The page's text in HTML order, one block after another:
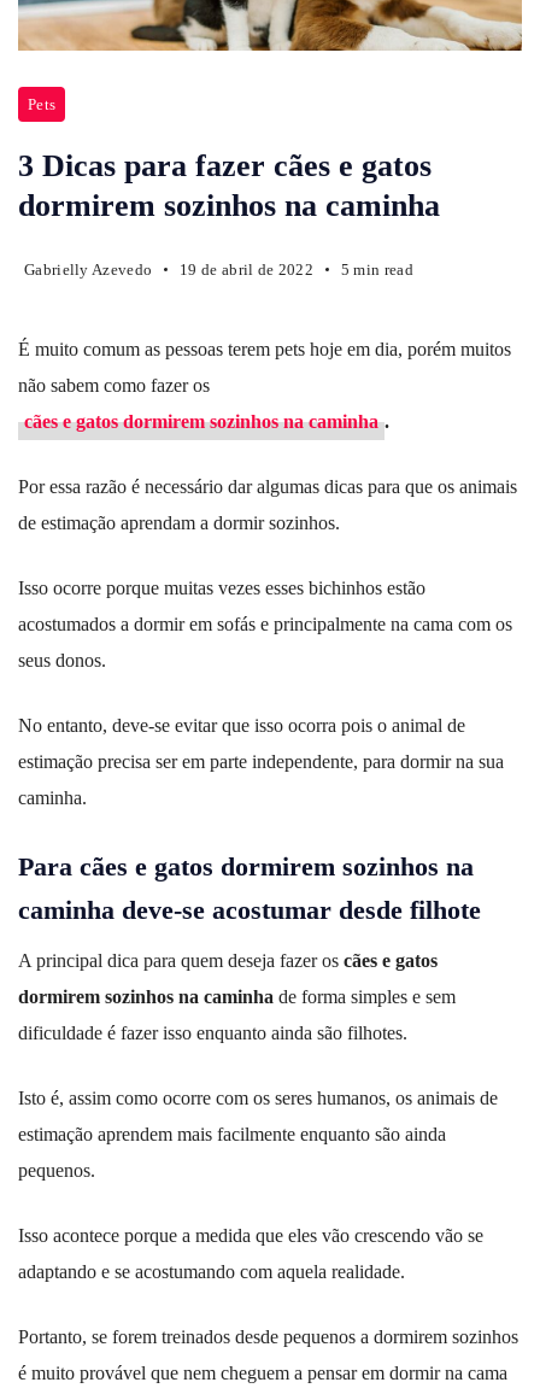
Pets
3 Dicas para fazer cães e gatos
dormirem sozinhos na caminha
Gabrielly Azevedo 19 de abril de 2022 5 min read
É muito comum as pessoas terem pets hoje em dia, porém muitos
não sabem como fazer os
cães e gatos dormirem sozinhos na caminha .
Por essa razão é necessário dar algumas dicas para que os animais
de estimação aprendam a dormir sozinhos.
Isso ocorre porque muitas vezes esses bichinhos estão
acostumados a dormir em sofás e principalmente na cama com os
seus donos.
No entanto, deve-se evitar que isso ocorra pois o animal de
estimação precisa ser em parte independente, para dormir na sua
caminha.
Para cães e gatos dormirem sozinhos na
caminha deve-se acostumar desde filhote
A principal dica para quem deseja fazer os cães e gatos
dormirem sozinhos na caminha de forma simples e sem
dificuldade é fazer isso enquanto ainda são filhotes.
Isto é, assim como ocorre com os seres humanos, os animais de
estimação aprendem mais facilmente enquanto são ainda
pequenos.
Isso acontece porque a medida que eles vão crescendo vão se
adaptando e se acostumando com aquela realidade.
Portanto, se forem treinados desde pequenos a dormirem sozinhos
é muito provável que nem cheguem a pensar em dormir na cama